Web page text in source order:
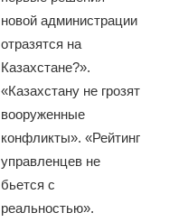
новой администрации
отразятся на
Казахстане?».
«Казахстану не грозят
вооруженные
конфликты». «Рейтинг
управленцев не
бьется с
реальностью».